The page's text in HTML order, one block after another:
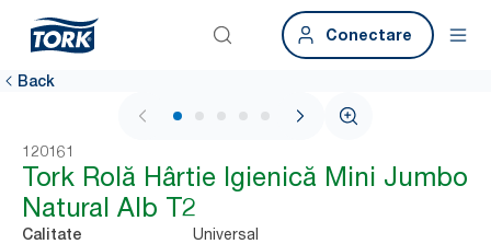
Conectare
Back
1 / 6
120161
Tork Rolă Hârtie Igienică Mini Jumbo
Natural Alb T2
Calitate Universal